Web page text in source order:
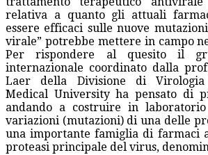
relativa a quanto gli attuali
essere efficaci sulle nuove
virale” potrebbe mettere in campo
Per rispondere al quesito il
internazionale coordinato dalla
Laer della Divisione di
Medical University ha pensato di
andando a costruire in
variazioni (mutazioni) di una delle
una importante famiglia di farmaci
proteasi principale del virus,